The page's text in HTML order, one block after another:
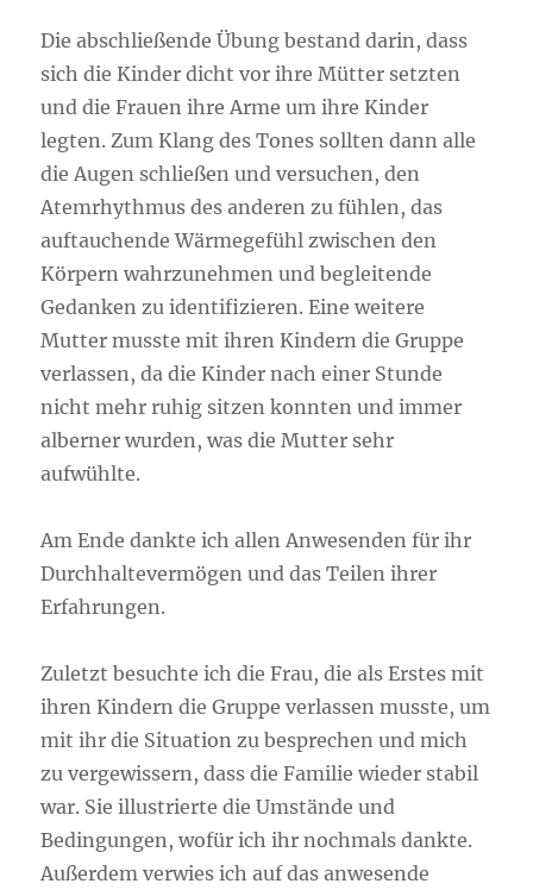
Die abschließende Übung bestand darin, dass
sich die Kinder dicht vor ihre Mütter setzten
und die Frauen ihre Arme um ihre Kinder
legten. Zum Klang des Tones sollten dann alle
die Augen schließen und versuchen, den
Atemrhythmus des anderen zu fühlen, das
auftauchende Wärmegefühl zwischen den
Körpern wahrzunehmen und begleitende
Gedanken zu identifizieren. Eine weitere
Mutter musste mit ihren Kindern die Gruppe
verlassen, da die Kinder nach einer Stunde
nicht mehr ruhig sitzen konnten und immer
alberner wurden, was die Mutter sehr
aufwühlte.
Am Ende dankte ich allen Anwesenden für ihr
Durchhaltevermögen und das Teilen ihrer
Erfahrungen.
Zuletzt besuchte ich die Frau, die als Erstes mit
ihren Kindern die Gruppe verlassen musste, um
mit ihr die Situation zu besprechen und mich
zu vergewissern, dass die Familie wieder stabil
war. Sie illustrierte die Umstände und
Bedingungen, wofür ich ihr nochmals dankte.
Außerdem verwies ich auf das anwesende